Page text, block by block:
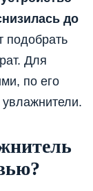
до
подобрать
Для
по его